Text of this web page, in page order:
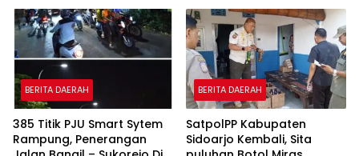
BERITA DAERAH
385 Titik PJU Smart Sytem
Rampung, Penerangan
BERITA DAERAH
SatpolPP Kabupaten
Sidoarjo Kembali, Sita